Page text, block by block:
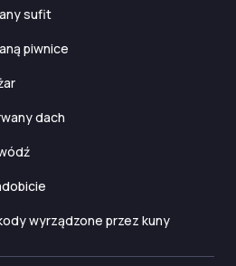
sufit
piwnice
dach
wyrządzone przez kuny